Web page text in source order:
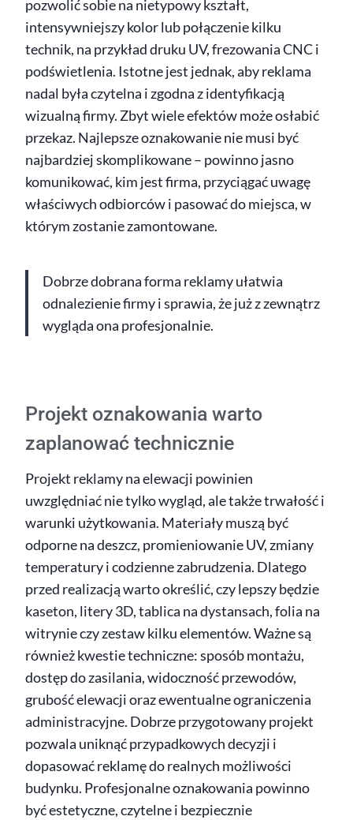
pozwolić sobie na nietypowy kształt,
intensywniejszy kolor lub połączenie kilku
technik, na przykład druku UV, frezowania CNC i
podświetlenia. Istotne jest jednak, aby reklama
nadal była czytelna i zgodna z identyfikacją
wizualną firmy. Zbyt wiele efektów może osłabić
przekaz. Najlepsze oznakowanie nie musi być
najbardziej skomplikowane – powinno jasno
komunikować, kim jest firma, przyciągać uwagę
właściwych odbiorców i pasować do miejsca, w
którym zostanie zamontowane.
Dobrze dobrana forma reklamy ułatwia
odnalezienie firmy i sprawia, że już z zewnątrz
wygląda ona profesjonalnie.
Projekt oznakowania warto
zaplanować technicznie
Projekt reklamy na elewacji powinien
uwzględniać nie tylko wygląd, ale także trwałość i
warunki użytkowania. Materiały muszą być
odporne na deszcz, promieniowanie UV, zmiany
temperatury i codzienne zabrudzenia. Dlatego
przed realizacją warto określić, czy lepszy będzie
kaseton, litery 3D, tablica na dystansach, folia na
witrynie czy zestaw kilku elementów. Ważne są
również kwestie techniczne: sposób montażu,
dostęp do zasilania, widoczność przewodów,
grubość elewacji oraz ewentualne ograniczenia
administracyjne. Dobrze przygotowany projekt
pozwala uniknąć przypadkowych decyzji i
dopasować reklamę do realnych możliwości
budynku. Profesjonalne oznakowania powinno
być estetyczne, czytelne i bezpiecznie